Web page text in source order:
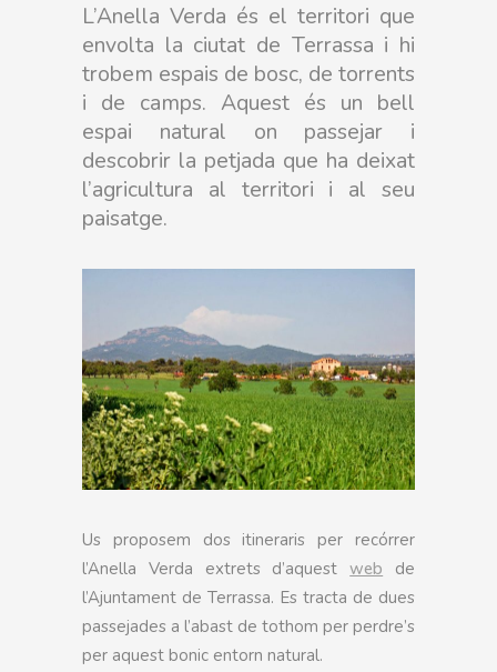
L’Anella Verda és el territori que
envolta la ciutat de Terrassa i hi
trobem espais de bosc, de torrents
i de camps. Aquest és un bell
espai natural on passejar i
descobrir la petjada que ha deixat
l’agricultura al territori i al seu
paisatge.
Us proposem dos itineraris per recórrer
l’Anella Verda extrets d’aquestweb de
l’Ajuntament de Terrassa. Es tracta de dues
passejades a l’abast de tothom per perdre’s
per aquest bonic entorn natural.